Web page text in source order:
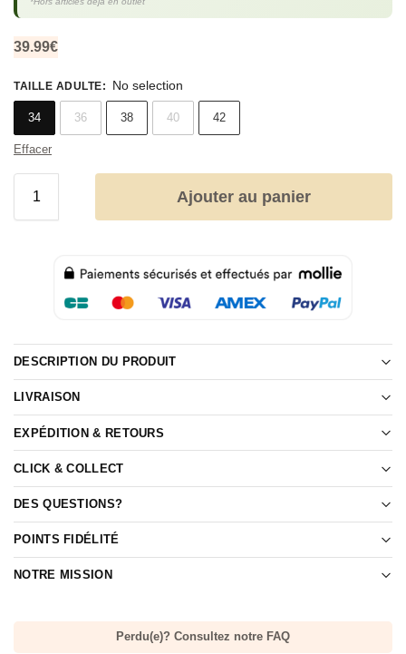
39.99€
TAILLE ADULTE: No selection
34 36 38 40 42
Effacer
Ajouter au panier
DESCRIPTION DU PRODUIT
LIVRAISON
EXPÉDITION & RETOURS
CLICK & COLLECT
DES QUESTIONS?
POINTS FIDÉLITÉ
NOTRE MISSION
Perdu(e)? Consultez notre FAQ